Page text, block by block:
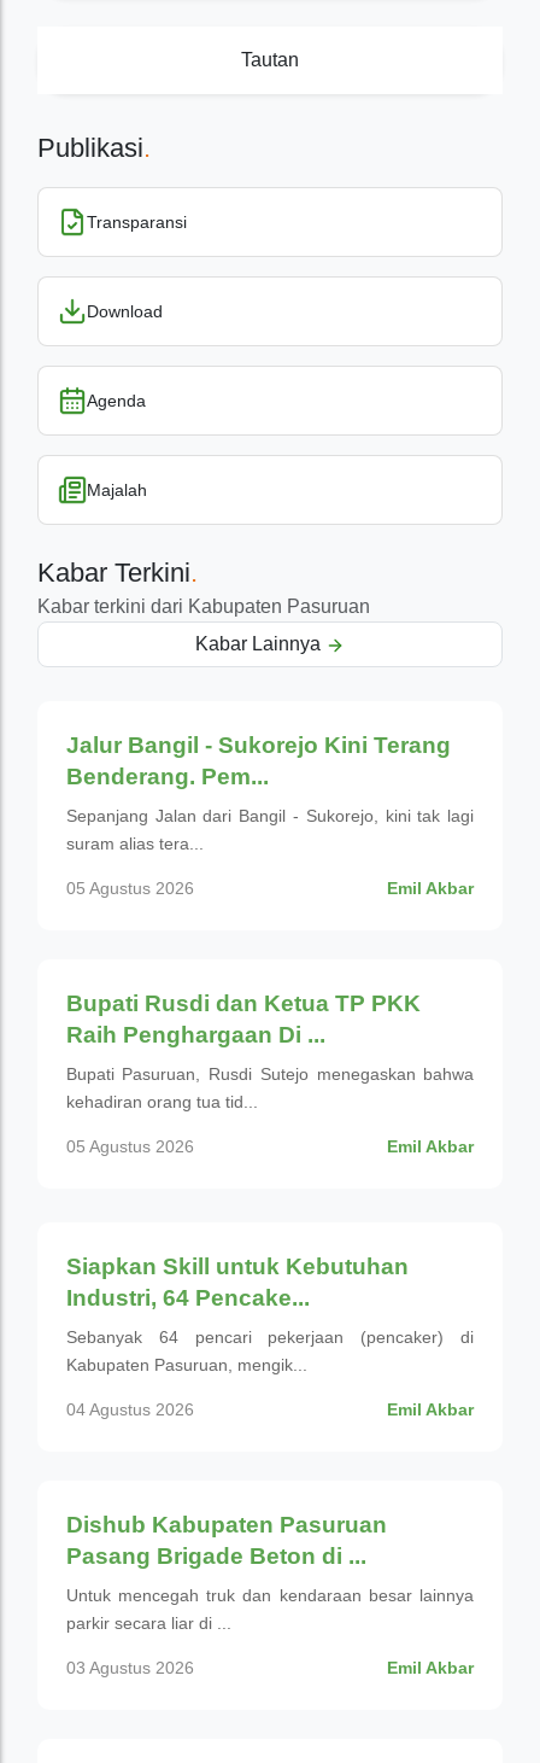
Tautan
Publikasi.
Transparansi
Download
Agenda
Majalah
Kabar Terkini.
Kabar terkini dari Kabupaten Pasuruan
Kabar Lainnya
Pelayanan Publik
Jalur Bangil - Sukorejo Kini Terang
Benderang. Pem...
Sepanjang Jalan dari Bangil - Sukorejo, kini tak lagi
suram alias tera...
05 Agustus 2026 Emil Akbar
Bupati Rusdi dan Ketua TP PKK
Raih Penghargaan Di ...
Bupati Pasuruan, Rusdi Sutejo menegaskan bahwa
kehadiran orang tua tid...
05 Agustus 2026 Emil Akbar
Siapkan Skill untuk Kebutuhan
Industri, 64 Pencake...
Sebanyak 64 pencari pekerjaan (pencaker) di
Kabupaten Pasuruan, mengik...
04 Agustus 2026 Emil Akbar
Dishub Kabupaten Pasuruan
Pasang Brigade Beton di ...
Untuk mencegah truk dan kendaraan besar lainnya
parkir secara liar di ...
03 Agustus 2026 Emil Akbar